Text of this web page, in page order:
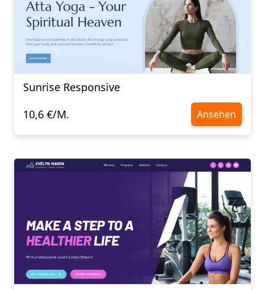
Sunrise Responsive
10,6 €/M.
Ansehen